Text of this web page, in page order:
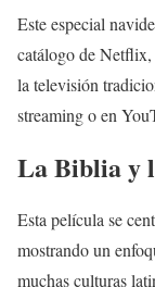
Este especial
catálogo de Netflix,
la televisión
streaming o en
La Biblia y
Esta película se
mostrando un
muchas culturas